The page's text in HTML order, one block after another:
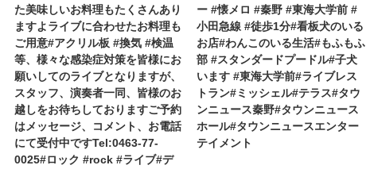
た美味しいお料理もたくさんあり
ますよライブに合わせたお料理も
ご用意#アクリル板 #換気 #検温
等、様々な感染症対策を皆様にお
願いしてのライブとなりますが、
スタッフ、演奏者一同、皆様のお
越しをお待ちしておりますご予約
はメッセージ、コメント、お電話
にて受付中ですTel:0463-77-
0025#ロック #rock #ライブ#デ
ー #懐メロ #秦野 #東海大学前 #
小田急線 #徒歩1分#看板犬のいる
お店#わんこのいる生活#もふもふ
部 #スタンダードプードル#子犬
います #東海大学前#ライブレス
トラン#ミッシェル#テラス#タウ
ンニュース秦野#タウンニュース
ホール#タウンニュースエンター
テイメント